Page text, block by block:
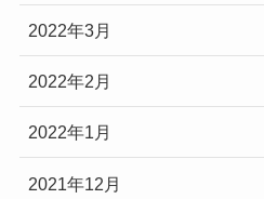
2022年3月
2022年2月
2022年1月
2021年12月